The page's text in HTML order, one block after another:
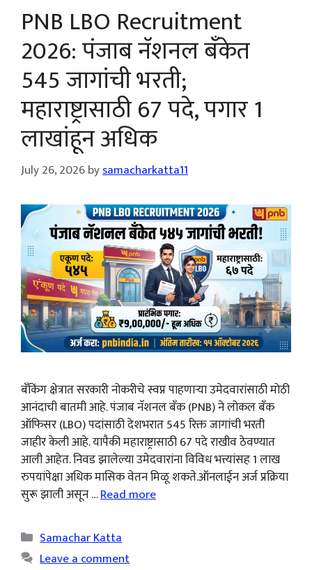
PNB LBO Recruitment
2026: पंजाब नॅशनल बँकेत
545 जागांची भरती;
महाराष्ट्रासाठी 67 पदे, पगार 1
लाखांहून अधिक
July 26, 2026bysamacharkatta11
बँकिंग क्षेत्रात सरकारी नोकरीचे स्वप्न पाहणाऱ्या उमेदवारांसाठी मोठी
आनंदाची बातमी आहे. पंजाब नॅशनल बँक (PNB) ने लोकल बँक
ऑफिसर (LBO) पदांसाठी देशभरात 545 रिक्त जागांची भरती
जाहीर केली आहे. यापैकी महाराष्ट्रासाठी 67 पदे राखीव ठेवण्यात
आली आहेत. निवड झालेल्या उमेदवारांना विविध भत्त्यांसह 1 लाख
रुपयांपेक्षा अधिक मासिक वेतन मिळू शकते.ऑनलाईन अर्ज प्रक्रिया
सुरू झाली असून …Read more
Categories
Samachar Katta
Leave a comment